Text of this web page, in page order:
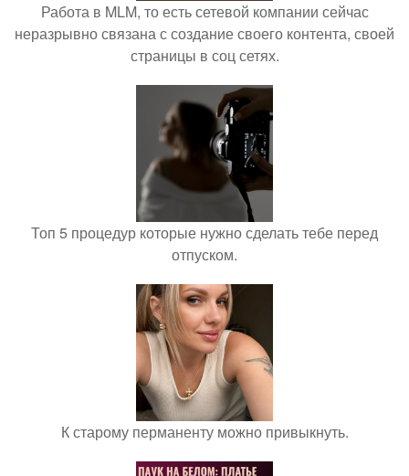
Работа в MLM, то есть сетевой компании сейчас
неразрывно связана с создание своего контента, своей
страницы в соц сетях.
Топ 5 процедур которые нужно сделать тебе перед
отпуском.
К старому перманенту можно привыкнуть.